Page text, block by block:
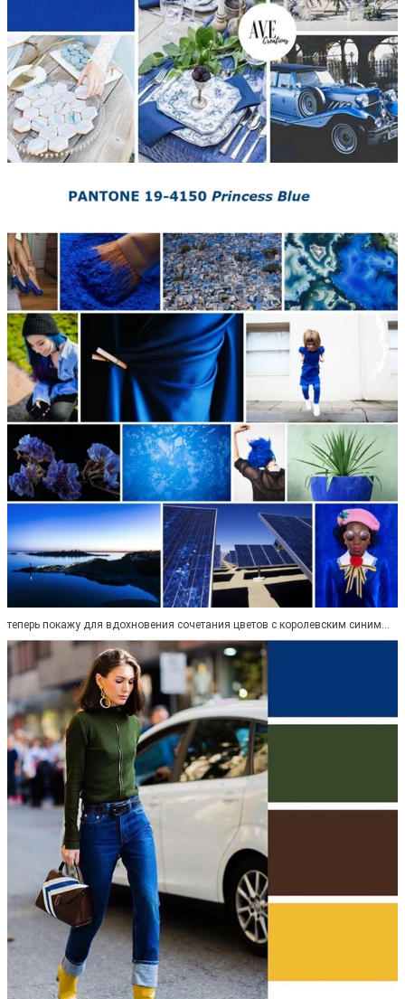
теперь покажу для вдохновения сочетания цветов с королевским синим...